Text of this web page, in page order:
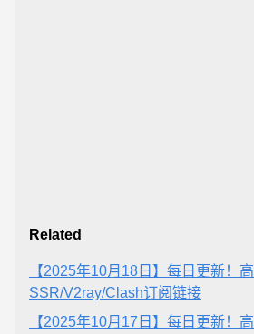
Related
【2025年10月18日】每日更新！
SSR/V2ray/Clash订阅链接
【2025年10月17日】每日更新！